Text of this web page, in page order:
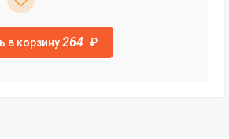
в корзину 264 ₽